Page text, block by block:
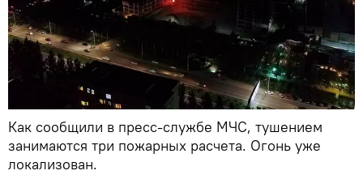
Как сообщили в пресс-службе МЧС, тушением
занимаются три пожарных расчета. Огонь уже
локализован.